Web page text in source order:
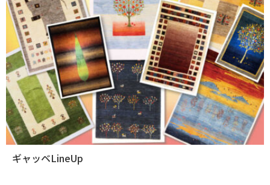
ギャッベLineUp